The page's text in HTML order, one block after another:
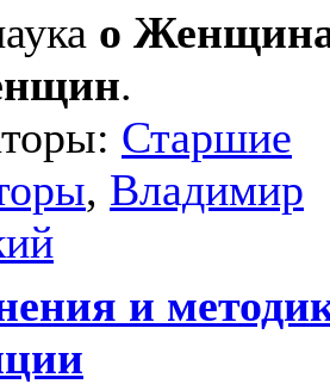
о
.
Старшие
, Владимир
и